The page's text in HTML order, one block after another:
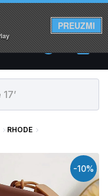
PREUZMI
istog dana!
0
RHODE
-10%